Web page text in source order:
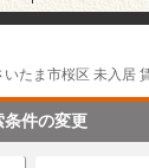
いたま市桜区 未入居
条件の変更